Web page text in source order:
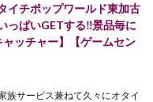
イチポップワールド東加古
っぱいGETする‼️景品毎に
ッチャー】【ゲームセン
族サービス兼ねて久々にオタイ